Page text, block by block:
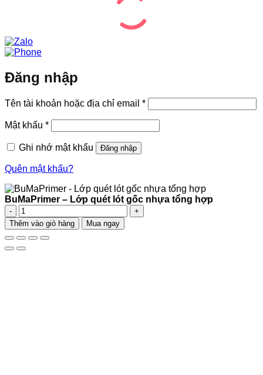
Đăng nhập
Tên tài khoản hoặc địa chỉ email *Bắt
buộc
Mật khẩu *Bắt
buộc
Ghi nhớ mật khẩu
Đăng nhập
Quên mật khẩu?
BuMaPrimer – Lớp quét lót gốc nhựa tổng hợp
BuMaPrimer
-
Lớp
quét
lót
Thêm vào giỏ hàng Mua ngay